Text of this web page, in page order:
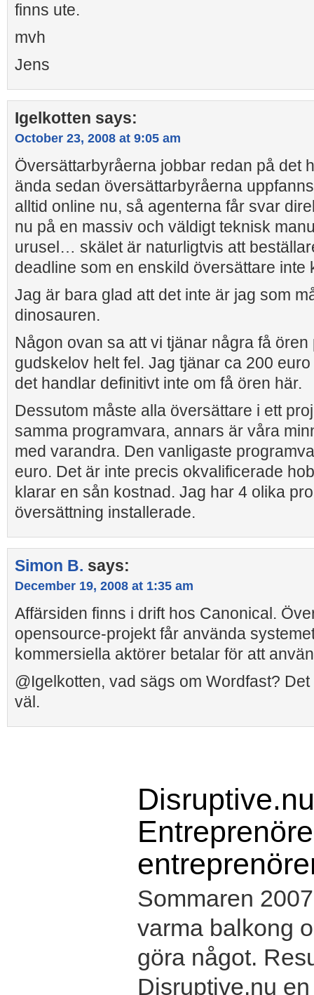
finns ute.
mvh
Jens
Igelkotten says:
October 23, 2008 at 9:05 am
Översättarbyråerna jobbar redan på det
ända sedan översättarbyråerna
alltid online nu, så agenterna får svar
nu på en massiv och väldigt teknisk
urusel… skälet är naturligtvis att
deadline som en enskild översättare inte
Jag är bara glad att det inte är jag som
dinosauren.
Någon ovan sa att vi tjänar några få
gudskelov helt fel. Jag tjänar ca 200
det handlar definitivt inte om få ören här.
Dessutom måste alla översättare i ett
samma programvara, annars är våra
med varandra. Den vanligaste
euro. Det är inte precis okvalificerade
klarar en sån kostnad. Jag har 4 olika
översättning installerade.
Simon B. says:
December 19, 2008 at 1:35 am
Affärsiden finns i drift hos Canonical.
opensource-projekt får använda
kommersiella aktörer betalar för att
@Igelkotten, vad sägs om Wordfast?
väl.
Sommaren
varma balkong
göra något.
Disruptive.nu